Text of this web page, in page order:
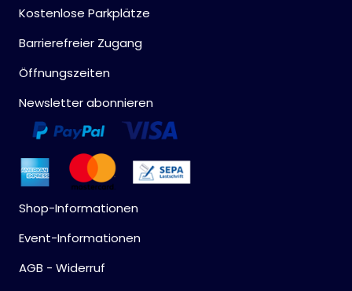
Kostenlose Parkplätze
Barrierefreier Zugang
Öffnungszeiten
Newsletter abonnieren
Shop-Informationen
Event-Informationen
AGB - Widerruf